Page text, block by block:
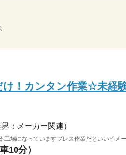
け！カンタン作業☆未経
界：メーカー関連）
工場になっていますプレス作業だといいイメ
10分）